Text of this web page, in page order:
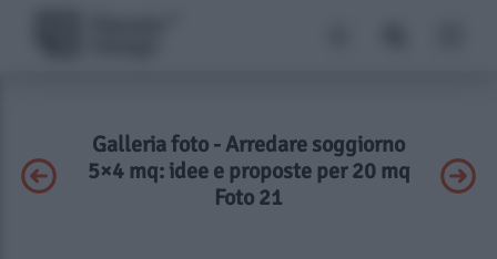
Galleria foto - Arredare soggiorno
5×4 mq: idee e proposte per 20 mq
Foto 21